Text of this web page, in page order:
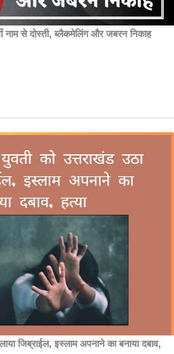
नाम से दोस्ती, ब्लैकमेलिंग और जबरन निकाह
जिब्राईल, इस्लाम अपनाने का बनाया दबाव,